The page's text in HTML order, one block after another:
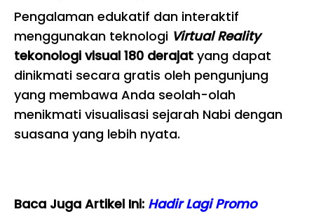
Pengalaman edukatif dan interaktif
menggunakan teknologi Virtual Reality
tekonologi visual 180 derajat yang dapat
dinikmati secara gratis oleh pengunjung
yang membawa Anda seolah-olah
menikmati visualisasi sejarah Nabi dengan
suasana yang lebih nyata.
Baca Juga Artikel Ini: Hadir Lagi Promo